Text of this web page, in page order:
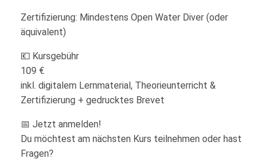
Zertifizierung: Mindestens Open Water Diver (oder
äquivalent)
💶 Kursgebühr
109 €
inkl. digitalem Lernmaterial, Theorieunterricht &
Zertifizierung + gedrucktes Brevet
📅 Jetzt anmelden!
Du möchtest am nächsten Kurs teilnehmen oder hast
Fragen?